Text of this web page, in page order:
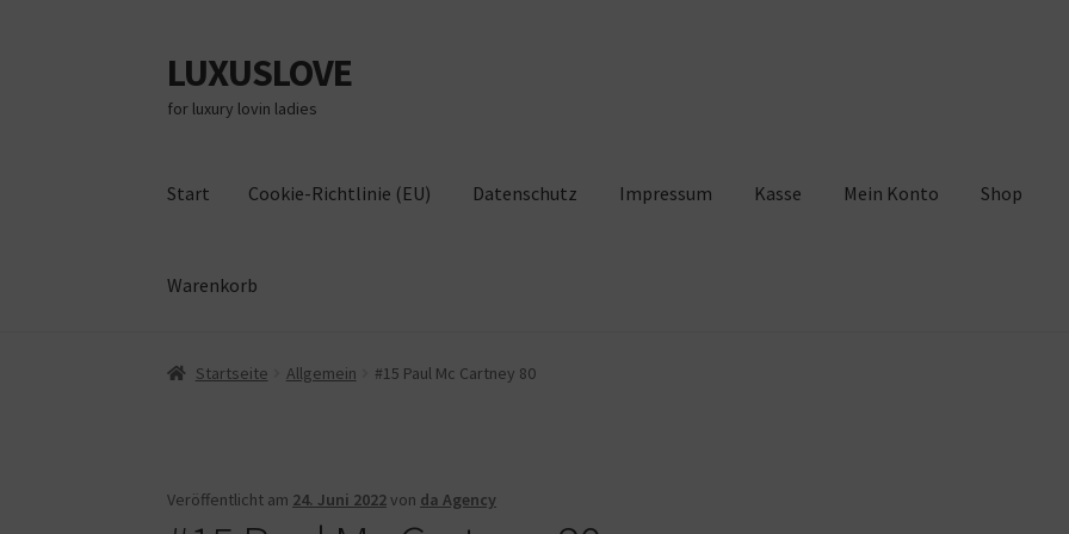
Zur
Navigation
springen
Zum
Inhalt
springen
LUXUSLOVE
for luxury lovin ladies
Start Cookie-Richtlinie (EU) Datenschutz Impressum Kasse Mein Konto Shop
Warenkorb
Start Cookie-Richtlinie (EU)Datenschutz Impressum
Startseite Allgemein #15 Paul Mc Cartney 80
Veröffentlicht am 24. Juni 2022von da Agency